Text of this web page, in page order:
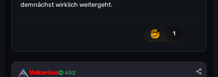
demnächst wirklich weitergeht.
1
Vakarian 452